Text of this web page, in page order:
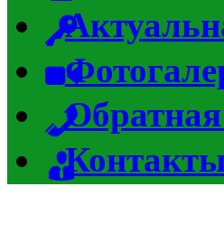
Обратная